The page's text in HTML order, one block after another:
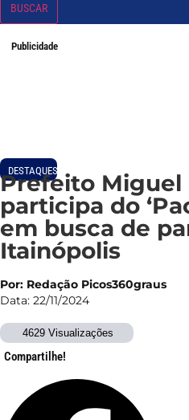
BUSCAR
Publicidade
DESTAQUES
Prefeito Miguel
participa do
em busca de
Itainópolis
Por: Redação Picos360graus
Data: 22/11/2024
4629 Visualizações
Compartilhe!